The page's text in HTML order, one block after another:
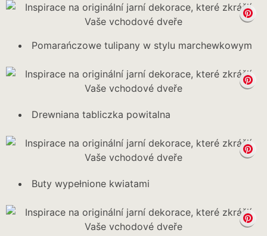
Pomarańczowe tulipany w stylu marchewkowym
Drewniana tabliczka powitalna
Buty wypełnione kwiatami